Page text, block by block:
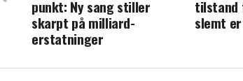
Dansk musiker deler trist nyhed på
tilstand
slemt
punkt: Ny sang stiller
skarpt på milliard-
erstatninger